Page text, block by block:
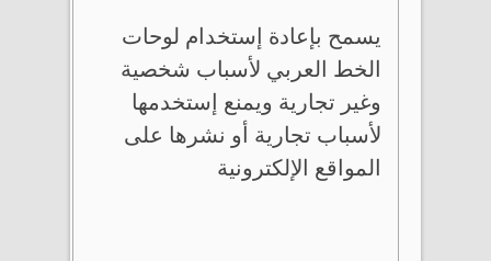
يسمح بإعادة إستخدام لوحات
الخط العربي لأسباب شخصية
وغير تجارية ويمنع إستخدمها
لأسباب تجارية أو نشرها على
المواقع الإلكترونية